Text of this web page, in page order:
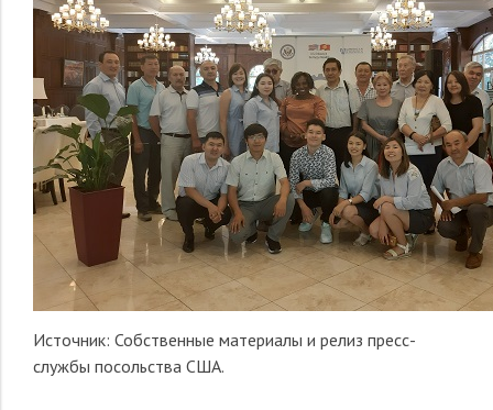
Источник: Собственные материалы и релиз пресс-
службы посольства США.